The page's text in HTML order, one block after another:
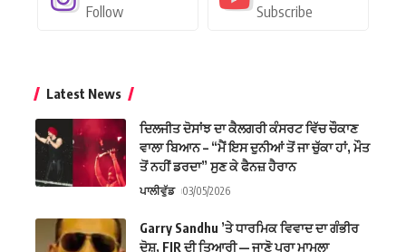
Follow Subscribe
Latest News
ਦਿਲਜੀਤ ਦੋਸਾਂਝ ਦਾ ਕੈਲਗਰੀ ਕੰਸਰਟ ਵਿੱਚ ਚੌਕਾਣ
ਵਾਲਾ ਬਿਆਨ – “ਮੈਂ ਇਸ ਦੁਨੀਆਂ ਤੋਂ ਜਾ ਚੁੱਕਾ ਹਾਂ, ਮੌਤ
ਤੋਂ ਨਹੀਂ ਡਰਦਾ” ਸੁਣ ਕੇ ਫੈਨਜ਼ ਹੈਰਾਨ
ਪਾਲੀਵੁੱਡ 03/05/2026
Garry Sandhu ’ਤੇ ਧਾਰਮਿਕ ਵਿਵਾਦ ਦਾ ਗੰਭੀਰ
ਦੋਸ਼, FIR ਦੀ ਤਿਆਰੀ — ਜਾਣੋ ਪੂਰਾ ਮਾਮਲਾ